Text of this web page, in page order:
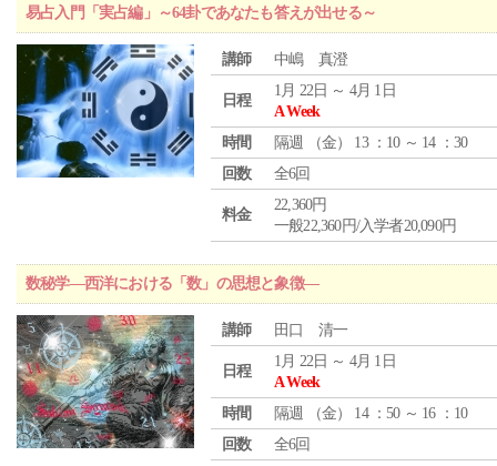
易占入門「実占編」～64卦であなたも答えが出せる～
講師 中嶋 真澄
日程
1月 22日 ～ 4月 1日
A Week
時間
隔週 （金） 13 ：10 ～ 14 ：30
回数
全6回
料金
22,360円
一般22,360円/入学者20,090円
数秘学―西洋における「数」の思想と象徴―
講師 田口 清一
日程
1月 22日 ～ 4月 1日
A Week
時間
隔週 （金） 14 ：50 ～ 16 ：10
回数
全6回